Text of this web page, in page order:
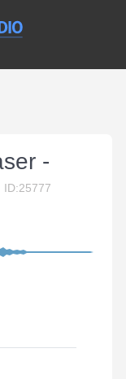
-
ID:25777